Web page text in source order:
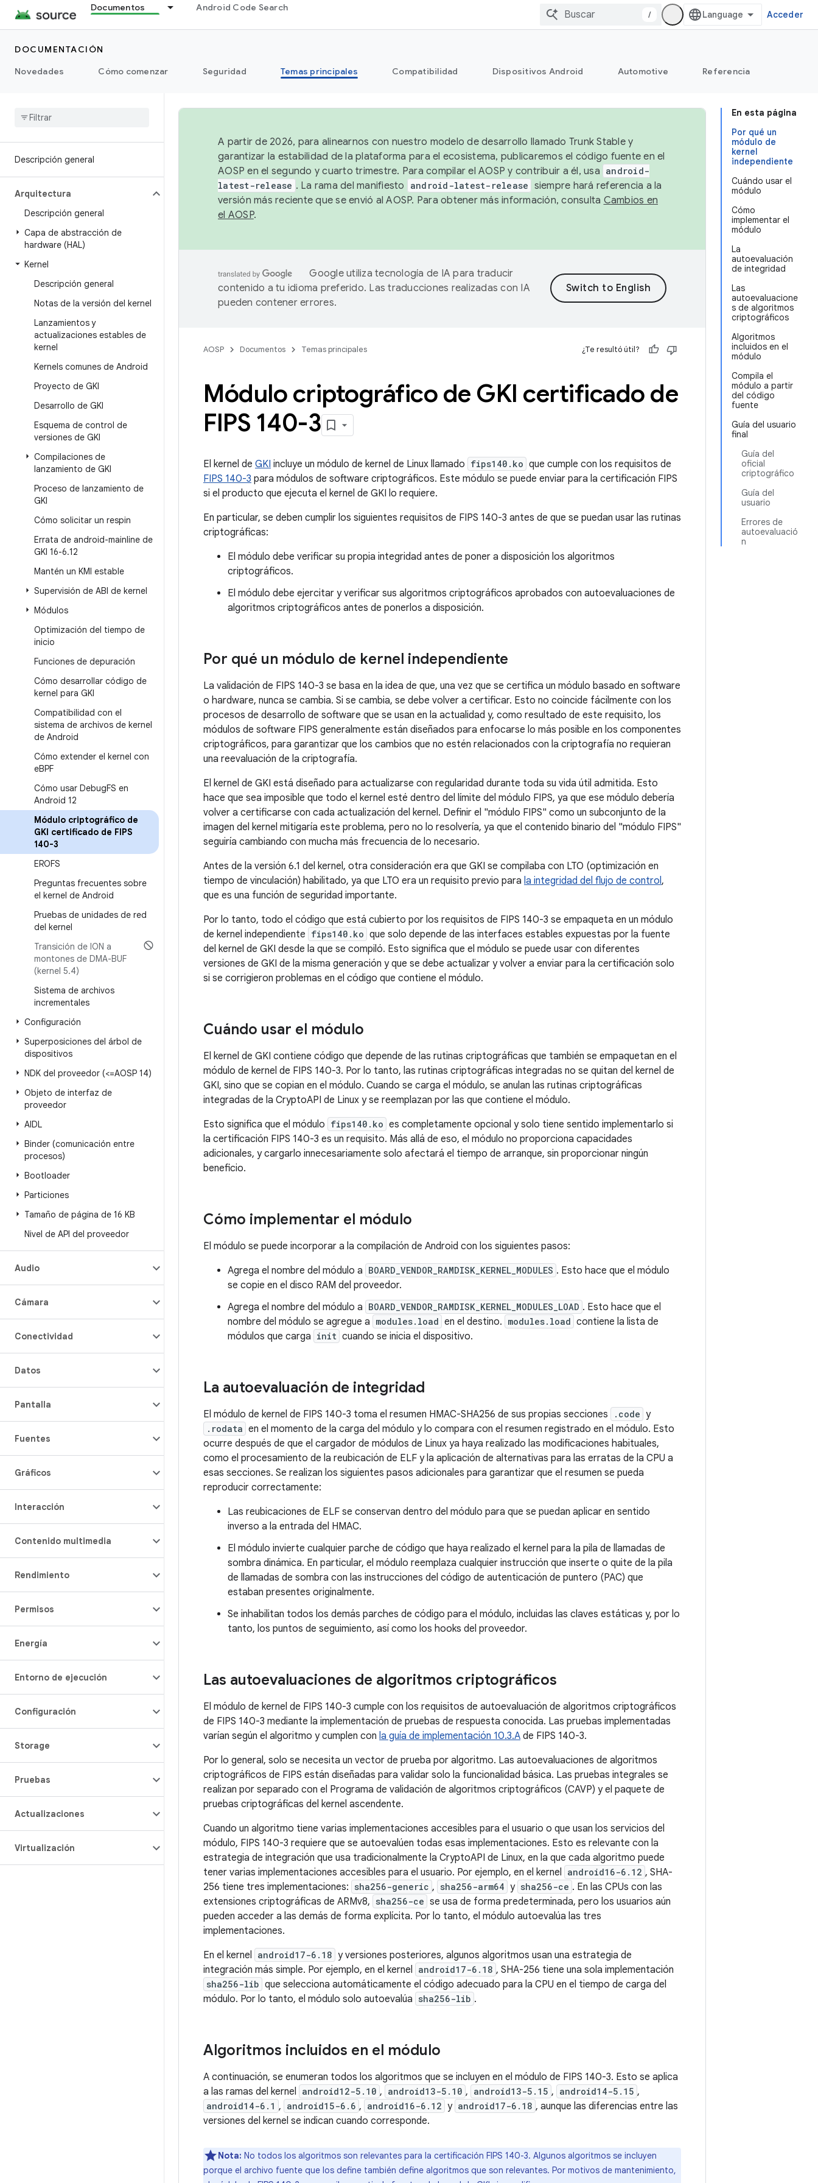
Documentos Android Code Search
/ Acceder
DOCUMENTACIÓN
Novedades
Cómo comenzar Seguridad Temas principales Compatibilidad Dispositivos Android Automotive Referencia
Descripción general
Arquitectura
Descripción general
Capa de abstracción de
hardware (HAL)
Kernel
Descripción general
Notas de la versión del kernel
Lanzamientos y
actualizaciones estables de
kernel
Kernels comunes de Android
Proyecto de GKI
Desarrollo de GKI
Esquema de control de
versiones de GKI
Compilaciones de
lanzamiento de GKI
Proceso de lanzamiento de
GKI
Cómo solicitar un respin
Errata de android-mainline de
GKI 16-6.12
Mantén un KMI estable
Supervisión de ABI de kernel
Módulos
Optimización del tiempo de
inicio
Funciones de depuración
Cómo desarrollar código de
kernel para GKI
Compatibilidad con el
sistema de archivos de kernel
de Android
Cómo extender el kernel con
eBPF
Cómo usar DebugFS en
Android 12
Módulo criptográfico de
GKI certificado de FIPS
140-3
EROFS
Preguntas frecuentes sobre
el kernel de Android
Pruebas de unidades de red
del kernel
Transición de ION a
montones de DMA-BUF
(kernel 5.4)
Sistema de archivos
incrementales
Configuración
Superposiciones del árbol de
dispositivos
NDK del proveedor (<=AOSP 14)
Objeto de interfaz de
proveedor
AIDL
Binder (comunicación entre
procesos)
Bootloader
Particiones
Tamaño de página de 16 KB
Nivel de API del proveedor
Audio
Cámara
Conectividad
Datos
Pantalla
Fuentes
Gráficos
Interacción
Contenido multimedia
Rendimiento
Permisos
Energía
Entorno de ejecución
Configuración
Storage
Pruebas
Actualizaciones
Virtualización
En esta página
Por qué un
módulo de
kernel
independiente
Cuándo usar el
módulo
Cómo
implementar el
módulo
La
autoevaluación
de integridad
Las
autoevaluacione
s de algoritmos
criptográficos
Algoritmos
incluidos en el
módulo
Compila el
módulo a partir
del código
fuente
Guía del usuario
final
Guía del
oficial
criptográfico
Guía del
usuario
Errores de
autoevaluació
n
A partir de 2026, para alinearnos con nuestro modelo de desarrollo llamado Trunk Stable y
garantizar la estabilidad de la plataforma para el ecosistema, publicaremos el código fuente en el
AOSP en el segundo y cuarto trimestre. Para compilar el AOSP y contribuir a él, usa android-
latest-release . La rama del manifiesto android-latest-release siempre hará referencia a la
versión más reciente que se envió al AOSP. Para obtener más información, consulta Cambios en
el AOSP.
Google utiliza tecnología de IA para traducir
contenido a tu idioma preferido. Las traducciones realizadas con IA
pueden contener errores.
AOSP Documentos Temas principales ¿Te resultó útil?
Módulo criptográfico de GKI certificado de
FIPS 140-3
El kernel de GKI incluye un módulo de kernel de Linux llamado fips140.ko que cumple con los requisitos de
FIPS 140-3 para módulos de software criptográficos. Este módulo se puede enviar para la certificación FIPS
si el producto que ejecuta el kernel de GKI lo requiere.
En particular, se deben cumplir los siguientes requisitos de FIPS 140-3 antes de que se puedan usar las rutinas
criptográficas:
El módulo debe verificar su propia integridad antes de poner a disposición los algoritmos
criptográficos.
El módulo debe ejercitar y verificar sus algoritmos criptográficos aprobados con autoevaluaciones de
algoritmos criptográficos antes de ponerlos a disposición.
Por qué un módulo de kernel independiente
La validación de FIPS 140-3 se basa en la idea de que, una vez que se certifica un módulo basado en software
o hardware, nunca se cambia. Si se cambia, se debe volver a certificar. Esto no coincide fácilmente con los
procesos de desarrollo de software que se usan en la actualidad y, como resultado de este requisito, los
módulos de software FIPS generalmente están diseñados para enfocarse lo más posible en los componentes
criptográficos, para garantizar que los cambios que no estén relacionados con la criptografía no requieran
una reevaluación de la criptografía.
El kernel de GKI está diseñado para actualizarse con regularidad durante toda su vida útil admitida. Esto
hace que sea imposible que todo el kernel esté dentro del límite del módulo FIPS, ya que ese módulo debería
volver a certificarse con cada actualización del kernel. Definir el "módulo FIPS" como un subconjunto de la
imagen del kernel mitigaría este problema, pero no lo resolvería, ya que el contenido binario del "módulo FIPS"
seguiría cambiando con mucha más frecuencia de lo necesario.
Antes de la versión 6.1 del kernel, otra consideración era que GKI se compilaba con LTO (optimización en
tiempo de vinculación) habilitado, ya que LTO era un requisito previo para la integridad del flujo de control,
que es una función de seguridad importante.
Por lo tanto, todo el código que está cubierto por los requisitos de FIPS 140-3 se empaqueta en un módulo
de kernel independiente fips140.ko que solo depende de las interfaces estables expuestas por la fuente
del kernel de GKI desde la que se compiló. Esto significa que el módulo se puede usar con diferentes
versiones de GKI de la misma generación y que se debe actualizar y volver a enviar para la certificación solo
si se corrigieron problemas en el código que contiene el módulo.
Cuándo usar el módulo
El kernel de GKI contiene código que depende de las rutinas criptográficas que también se empaquetan en el
módulo de kernel de FIPS 140-3. Por lo tanto, las rutinas criptográficas integradas no se quitan del kernel de
GKI, sino que se copian en el módulo. Cuando se carga el módulo, se anulan las rutinas criptográficas
integradas de la CryptoAPI de Linux y se reemplazan por las que contiene el módulo.
Esto significa que el módulo fips140.ko es completamente opcional y solo tiene sentido implementarlo si
la certificación FIPS 140-3 es un requisito. Más allá de eso, el módulo no proporciona capacidades
adicionales, y cargarlo innecesariamente solo afectará el tiempo de arranque, sin proporcionar ningún
beneficio.
Cómo implementar el módulo
El módulo se puede incorporar a la compilación de Android con los siguientes pasos:
Agrega el nombre del módulo a BOARD_VENDOR_RAMDISK_KERNEL_MODULES . Esto hace que el módulo
se copie en el disco RAM del proveedor.
Agrega el nombre del módulo a BOARD_VENDOR_RAMDISK_KERNEL_MODULES_LOAD . Esto hace que el
nombre del módulo se agregue a modules.load en el destino. modules.load contiene la lista de
módulos que carga init cuando se inicia el dispositivo.
La autoevaluación de integridad
El módulo de kernel de FIPS 140-3 toma el resumen HMAC-SHA256 de sus propias secciones .code y
.rodata en el momento de la carga del módulo y lo compara con el resumen registrado en el módulo. Esto
ocurre después de que el cargador de módulos de Linux ya haya realizado las modificaciones habituales,
como el procesamiento de la reubicación de ELF y la aplicación de alternativas para las erratas de la CPU a
esas secciones. Se realizan los siguientes pasos adicionales para garantizar que el resumen se pueda
reproducir correctamente:
Las reubicaciones de ELF se conservan dentro del módulo para que se puedan aplicar en sentido
inverso a la entrada del HMAC.
El módulo invierte cualquier parche de código que haya realizado el kernel para la pila de llamadas de
sombra dinámica. En particular, el módulo reemplaza cualquier instrucción que inserte o quite de la pila
de llamadas de sombra con las instrucciones del código de autenticación de puntero (PAC) que
estaban presentes originalmente.
Se inhabilitan todos los demás parches de código para el módulo, incluidas las claves estáticas y, por lo
tanto, los puntos de seguimiento, así como los hooks del proveedor.
Las autoevaluaciones de algoritmos criptográficos
El módulo de kernel de FIPS 140-3 cumple con los requisitos de autoevaluación de algoritmos criptográficos
de FIPS 140-3 mediante la implementación de pruebas de respuesta conocida. Las pruebas implementadas
varían según el algoritmo y cumplen con la guía de implementación 10.3.A de FIPS 140-3.
Por lo general, solo se necesita un vector de prueba por algoritmo. Las autoevaluaciones de algoritmos
criptográficos de FIPS están diseñadas para validar solo la funcionalidad básica. Las pruebas integrales se
realizan por separado con el Programa de validación de algoritmos criptográficos (CAVP) y el paquete de
pruebas criptográficas del kernel ascendente.
Cuando un algoritmo tiene varias implementaciones accesibles para el usuario o que usan los servicios del
módulo, FIPS 140-3 requiere que se autoevalúen todas esas implementaciones. Esto es relevante con la
estrategia de integración que usa tradicionalmente la CryptoAPI de Linux, en la que cada algoritmo puede
tener varias implementaciones accesibles para el usuario. Por ejemplo, en el kernel android16-6.12 , SHA-
256 tiene tres implementaciones: sha256-generic , sha256-arm64 y sha256-ce . En las CPUs con las
extensiones criptográficas de ARMv8, sha256-ce se usa de forma predeterminada, pero los usuarios aún
pueden acceder a las demás de forma explícita. Por lo tanto, el módulo autoevalúa las tres
implementaciones.
En el kernel android17-6.18 y versiones posteriores, algunos algoritmos usan una estrategia de
integración más simple. Por ejemplo, en el kernel android17-6.18 , SHA-256 tiene una sola implementación
sha256-lib que selecciona automáticamente el código adecuado para la CPU en el tiempo de carga del
módulo. Por lo tanto, el módulo solo autoevalúa sha256-lib .
Algoritmos incluidos en el módulo
A continuación, se enumeran todos los algoritmos que se incluyen en el módulo de FIPS 140-3. Esto se aplica
a las ramas del kernel android12-5.10 , android13-5.10 , android13-5.15 , android14-5.15 ,
android14-6.1 , android15-6.6 , android16-6.12 y android17-6.18 , aunque las diferencias entre las
versiones del kernel se indican cuando corresponde.
Nota: No todos los algoritmos son relevantes para la certificación FIPS 140-3. Algunos algoritmos se incluyen
porque el archivo fuente que los define también define algoritmos que son relevantes. Por motivos de mantenimiento,